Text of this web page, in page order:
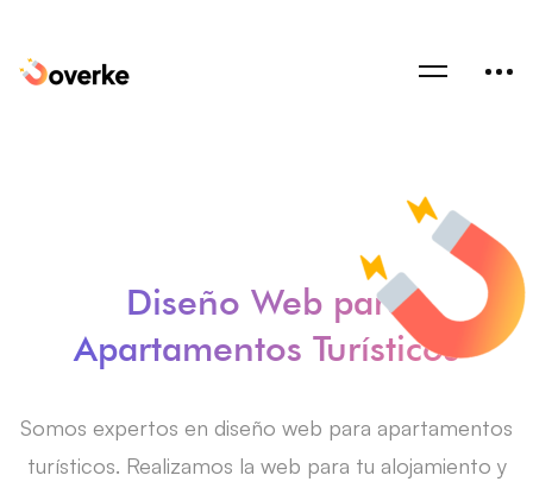
Diseño Web para
Apartamentos Turísticos
Somos expertos en diseño web para apartamentos
turísticos. Realizamos la web para tu alojamiento y